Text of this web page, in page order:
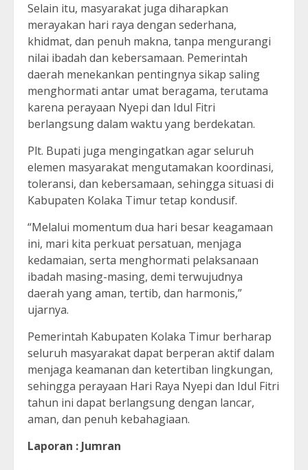
Selain itu, masyarakat juga diharapkan
merayakan hari raya dengan sederhana,
khidmat, dan penuh makna, tanpa mengurangi
nilai ibadah dan kebersamaan. Pemerintah
daerah menekankan pentingnya sikap saling
menghormati antar umat beragama, terutama
karena perayaan Nyepi dan Idul Fitri
berlangsung dalam waktu yang berdekatan.
Plt. Bupati juga mengingatkan agar seluruh
elemen masyarakat mengutamakan koordinasi,
toleransi, dan kebersamaan, sehingga situasi di
Kabupaten Kolaka Timur tetap kondusif.
“Melalui momentum dua hari besar keagamaan
ini, mari kita perkuat persatuan, menjaga
kedamaian, serta menghormati pelaksanaan
ibadah masing-masing, demi terwujudnya
daerah yang aman, tertib, dan harmonis,”
ujarnya.
Pemerintah Kabupaten Kolaka Timur berharap
seluruh masyarakat dapat berperan aktif dalam
menjaga keamanan dan ketertiban lingkungan,
sehingga perayaan Hari Raya Nyepi dan Idul Fitri
tahun ini dapat berlangsung dengan lancar,
aman, dan penuh kebahagiaan.
Laporan : Jumran